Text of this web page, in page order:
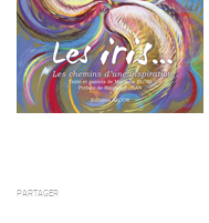
PARTAGER